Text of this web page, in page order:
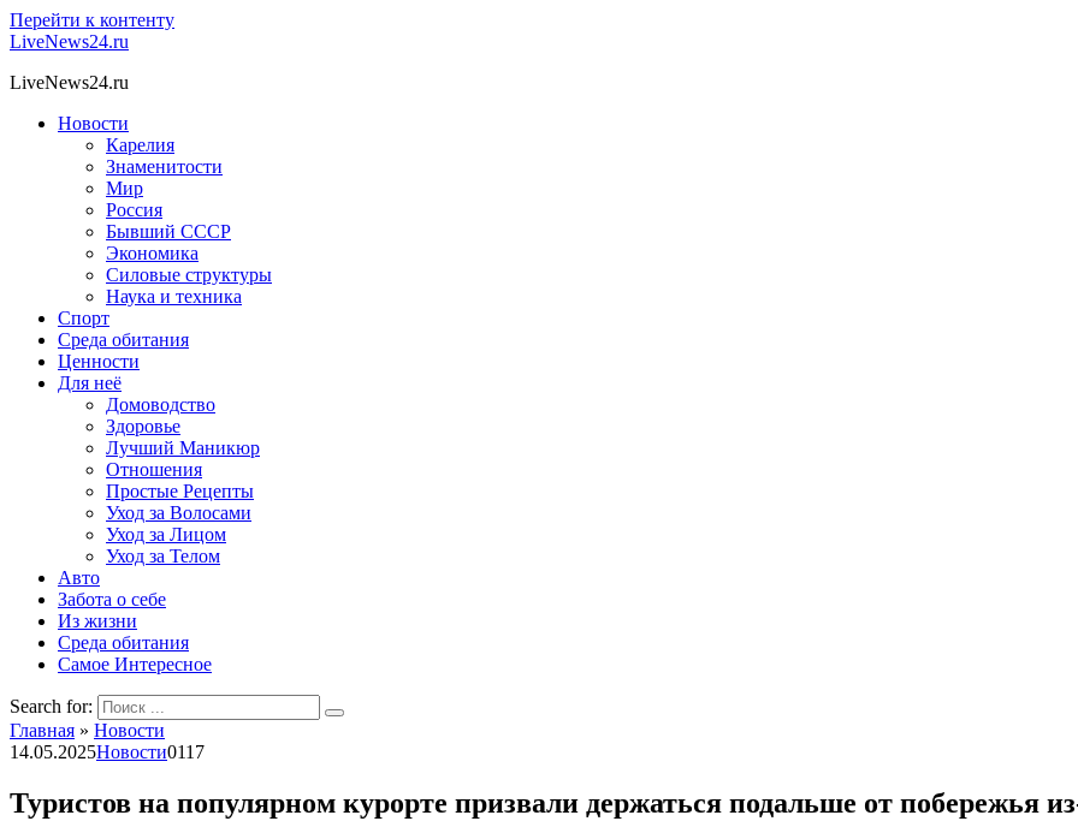
Перейти к контенту
LiveNews24.ru
LiveNews24.ru
Новости
Карелия
Знаменитости
Мир
Россия
Бывший СССР
Экономика
Силовые структуры
Наука и техника
Спорт
Среда обитания
Ценности
Для неё
Домоводство
Здоровье
Лучший Маникюр
Отношения
Простые Рецепты
Уход за Волосами
Уход за Лицом
Уход за Телом
Авто
Забота о себе
Из жизни
Среда обитания
Самое Интересное
Search for:
Главная » Новости
14.05.2025Новости0117
Туристов на популярном курорте призвали держаться подальше от побережья